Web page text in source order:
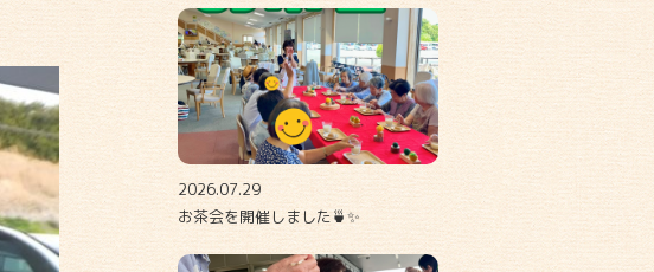
2026.07.29
お茶会を開催しました🍵✨